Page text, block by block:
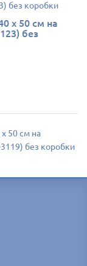
х 50 см на
без
50 см на
без коробки